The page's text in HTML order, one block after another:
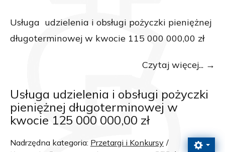
Usługa udzielenia i obsługi pożyczki pieniężnej
długoterminowej w kwocie 115 000 000,00 zł
Czytaj więcej...
Usługa udzielenia i obsługi pożyczki
pieniężnej długoterminowej w
kwocie 125 000 000,00 zł
Nadrzędna kategoria: Przetargi i Konkursy